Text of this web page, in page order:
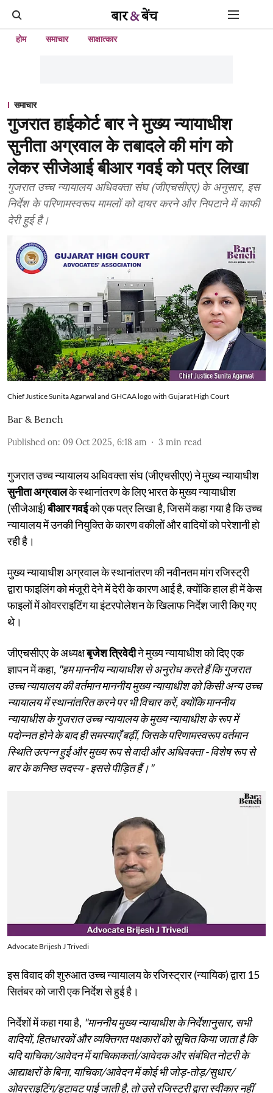
होम समाचार साक्षात्कार
समाचार
गुजरात हाईकोर्ट बार ने मुख्य न्यायाधीश
सुनीता अग्रवाल के तबादले की मांग को
लेकर सीजेआई बीआर गवई को पत्र लिखा
गुजरात उच्च न्यायालय अधिवक्ता संघ (जीएचसीएए) के अनुसार, इस
निर्देश के परिणामस्वरूप मामलों को दायर करने और निपटाने में काफी
देरी हुई है।
Chief Justice Sunita Agarwal and GHCAA logo with Gujarat High Court
Bar & Bench
Published on: 09 Oct 2025, 6:18 am 3 min read
गुजरात उच्च न्यायालय अधिवक्ता संघ (जीएचसीएए) ने मुख्य न्यायाधीश
सुनीता अग्रवालके स्थानांतरण के लिए भारत के मुख्य न्यायाधीश
(सीजेआई)बीआर गवईको एक पत्र लिखा है, जिसमें कहा गया है कि उच्च
न्यायालय में उनकी नियुक्ति के कारण वकीलों और वादियों को परेशानी हो
रही है।
मुख्य न्यायाधीश अग्रवाल के स्थानांतरण की नवीनतम मांग रजिस्ट्री
द्वारा फाइलिंग को मंजूरी देने में देरी के कारण आई है, क्योंकि हाल ही में केस
फाइलों में ओवरराइटिंग या इंटरपोलेशन के खिलाफ निर्देश जारी किए गए
थे।
जीएचसीएए के अध्यक्षबृजेश त्रिवेदीने मुख्य न्यायाधीश को दिए एक
ज्ञापन में कहा, "हम माननीय न्यायाधीश से अनुरोध करते हैं कि गुजरात
उच्च न्यायालय की वर्तमान माननीय मुख्य न्यायाधीश को किसी अन्य उच्च
न्यायालय में स्थानांतरित करने पर भी विचार करें, क्योंकि माननीय
न्यायाधीश के गुजरात उच्च न्यायालय के मुख्य न्यायाधीश के रूप में
पदोन्नत होने के बाद ही समस्याएँ बढ़ीं, जिसके परिणामस्वरूप वर्तमान
स्थिति उत्पन्न हुई और मुख्य रूप से वादी और अधिवक्ता - विशेष रूप से
बार के कनिष्ठ सदस्य - इससे पीड़ित हैं।"
Advocate Brijesh J Trivedi
इस विवाद की शुरुआत उच्च न्यायालय के रजिस्ट्रार (न्यायिक) द्वारा 15
सितंबर को जारी एक निर्देश से हुई है।
निर्देशों में कहा गया है, "माननीय मुख्य न्यायाधीश के निर्देशानुसार, सभी
वादियों, हितधारकों और व्यक्तिगत पक्षकारों को सूचित किया जाता है कि
यदि याचिका/आवेदन में याचिकाकर्ता/आवेदक और संबंधित नोटरी के
आद्याक्षरों के बिना, याचिका/आवेदन में कोई भी जोड़-तोड़/सुधार/
ओवरराइटिंग/हटावट पाई जाती है, तो उसे रजिस्ट्री द्वारा स्वीकार नहीं